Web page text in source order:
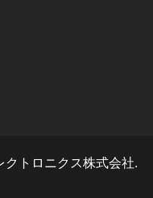
トロニクス株式会社.